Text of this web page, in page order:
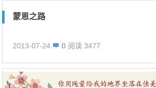
蒙恩之路
2013-07-24 0 阅读 3477